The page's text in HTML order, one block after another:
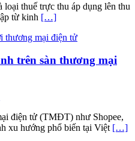
thuế trực thu áp dụng lên thu
từ kinh […]
trên sàn thương mại
điện tử (TMĐT) như Shopee,
xu hướng phổ biến tại Việt […]